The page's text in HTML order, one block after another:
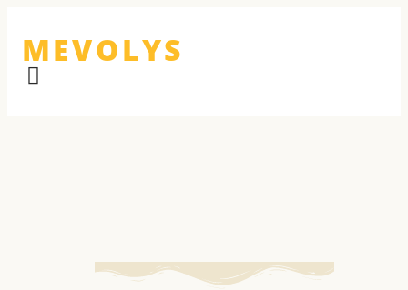
MEVOLYS